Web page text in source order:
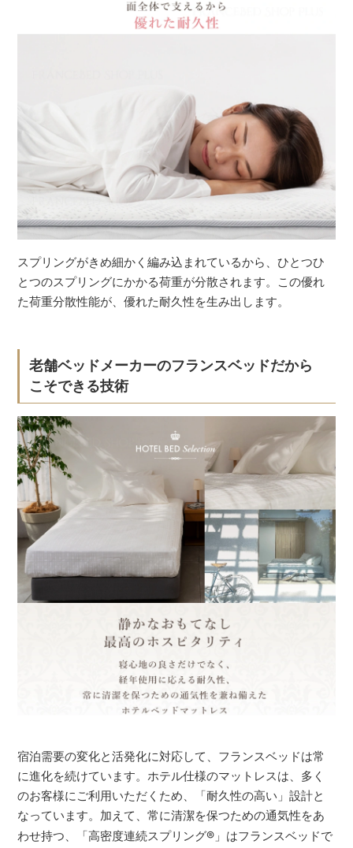
スプリングがきめ細かく編み込まれているから、ひとつひ
とつのスプリングにかかる荷重が分散されます。この優れ
た荷重分散性能が、優れた耐久性を生み出します。
老舗ベッドメーカーのフランスベッドだから
こそできる技術
宿泊需要の変化と活発化に対応して、フランスベッドは常
に進化を続けています。ホテル仕様のマットレスは、多く
のお客様にご利用いただくため、「耐久性の高い」設計と
なっています。加えて、常に清潔を保つための通気性をあ
わせ持つ、「高密度連続スプリング® 」はフランスベッドで